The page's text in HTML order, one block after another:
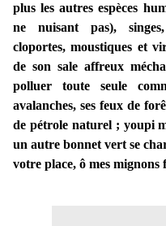
plus les autres espèces
ne nuisant pas),
cloportes, moustiques et
de son sale affreux
polluer toute seule
avalanches, ses feux de
de pétrole naturel ; youpi
un autre bonnet vert se
votre place, ô mes